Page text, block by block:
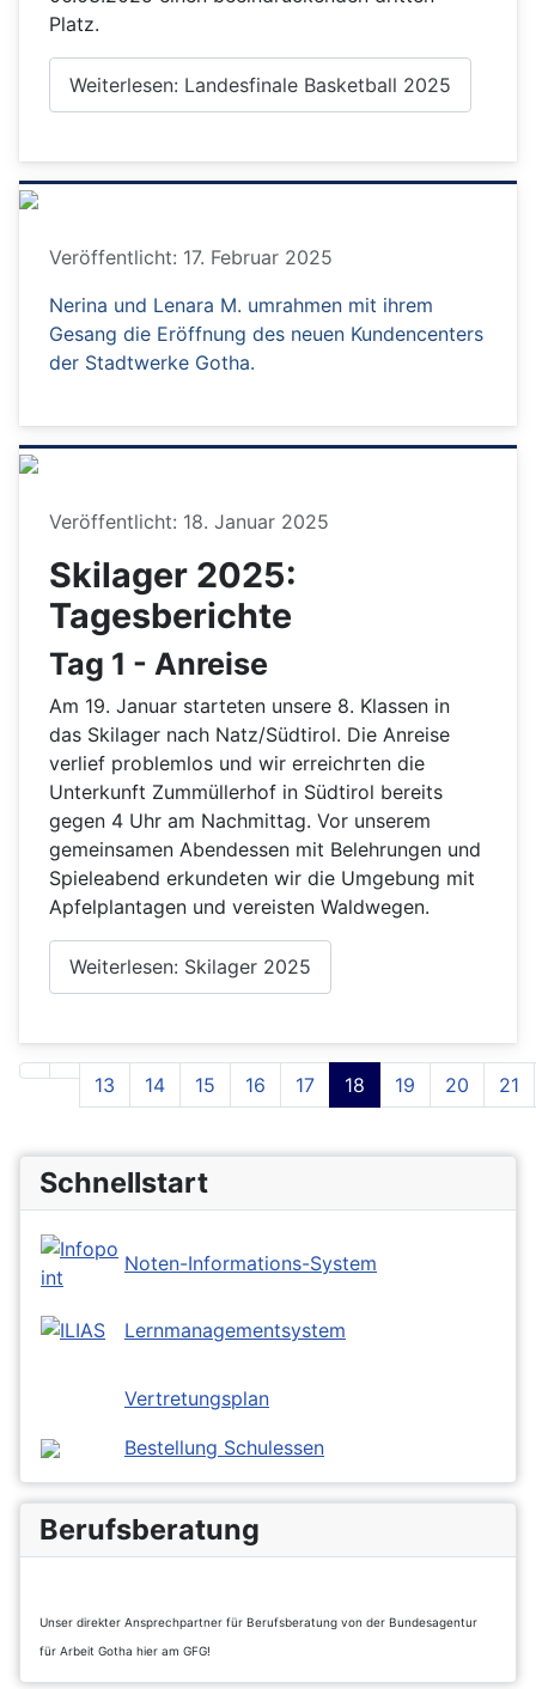
Platz.
Weiterlesen: Landesfinale Basketball 2025
Details
Veröffentlicht: 17. Februar 2025
Nerina und Lenara M. umrahmen mit ihrem
Gesang die Eröffnung des neuen Kundencenters
der Stadtwerke Gotha.
Details
Veröffentlicht: 18. Januar 2025
Skilager 2025:
Tagesberichte
Tag 1 - Anreise
Am 19. Januar starteten unsere 8. Klassen in
das Skilager nach Natz/Südtirol. Die Anreise
verlief problemlos und wir erreichrten die
Unterkunft Zummüllerhof in Südtirol bereits
gegen 4 Uhr am Nachmittag. Vor unserem
gemeinsamen Abendessen mit Belehrungen und
Spieleabend erkundeten wir die Umgebung mit
Apfelplantagen und vereisten Waldwegen.
Weiterlesen: Skilager 2025
Seite 18 von 43
13 14 15 16 17 18 19 20 21
Schnellstart
Noten-Informations-System
Lernmanagementsystem
Vertretungsplan
Bestellung Schulessen
Berufsberatung
Unser direkter Ansprechpartner für Berufsberatung von der Bundesagentur
für Arbeit Gotha hier am GFG!